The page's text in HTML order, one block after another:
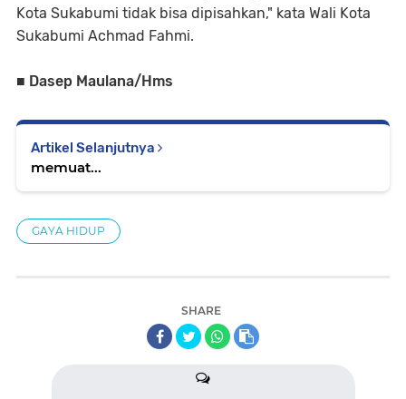
Kota Sukabumi tidak bisa dipisahkan," kata Wali Kota
Sukabumi Achmad Fahmi.
■ Dasep Maulana/Hms
Artikel Selanjutnya
memuat...
GAYA HIDUP
SHARE